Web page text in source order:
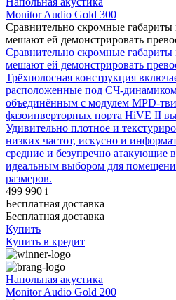
Monitor Audio Gold 300
Сравнительно скромные
мешают ей демонстрировать
Сравнительно скромные
мешают ей демонстрировать
Трёхполосная конструкция
расположенные под СЧ-
объединённым с модулем MPD-
фазоинверторных порта HiVE II
Удивительно плотное и
низких частот, искусно и
средние и безупречно атакующие
идеальным выбором для
размеров.
499 990 i
Бесплатная доставка
Бесплатная доставка
Купить
Купить в кредит
Напольная акустика
Monitor Audio Gold 200